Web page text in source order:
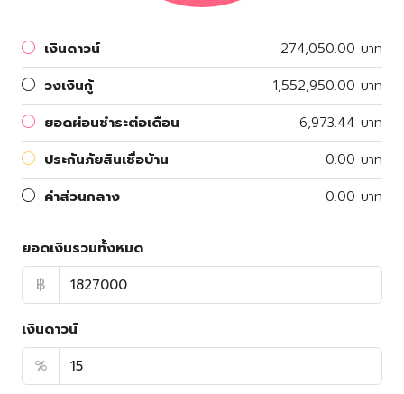
เงินดาวน์
274,050.00 บาท
วงเงินกู้
1,552,950.00 บาท
ยอดผ่อนชำระต่อเดือน
6,973.44 บาท
ประกันภัยสินเชื่อบ้าน
0.00 บาท
ค่าส่วนกลาง
0.00 บาท
ยอดเงินรวมทั้งหมด
฿
เงินดาวน์
%